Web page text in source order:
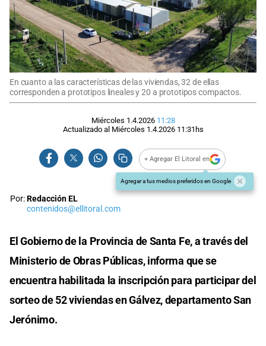
En cuanto a las características de las viviendas, 32 de ellas
corresponden a prototipos lineales y 20 a prototipos compactos.
Miércoles 1.4.2026 11:28
Actualizado al Miércoles 1.4.2026 11:31hs
+ Agregar El Litoral en
Agregar a tus medios preferidos en Google
Por:Redacción EL
contenidos@ellitoral.com
El Gobierno de la Provincia de Santa Fe, a través del
Ministerio de Obras Públicas, informa que se
encuentra habilitada la inscripción para participar del
sorteo de 52 viviendas en Gálvez, departamento San
Jerónimo.